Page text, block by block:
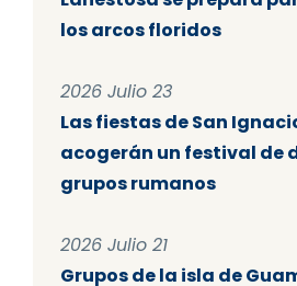
los arcos floridos
2026 Julio 23
Las fiestas de San
acogerán un festival de
grupos rumanos
2026 Julio 21
Grupos de la isla de